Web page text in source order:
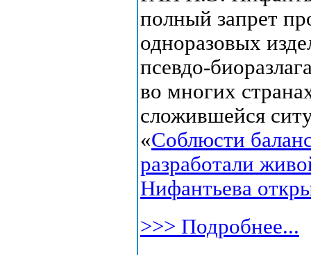
полный запрет
одноразовых
псевдо-
во многих
сложившейся
«Соблюсти
разработали
Нифантьева
>>> Подробнее...